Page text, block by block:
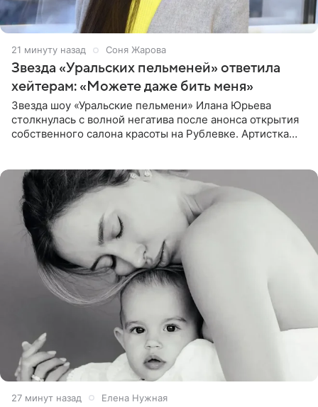
21 минуту назад Соня Жарова
Звезда «Уральских пельменей» ответила
хейтерам: «Можете даже бить меня»
Звезда шоу «Уральские пельмени» Илана Юрьева
столкнулась с волной негатива после анонса открытия
собственного салона красоты на Рублевке. Артистка
27 минут назад Елена Нужная